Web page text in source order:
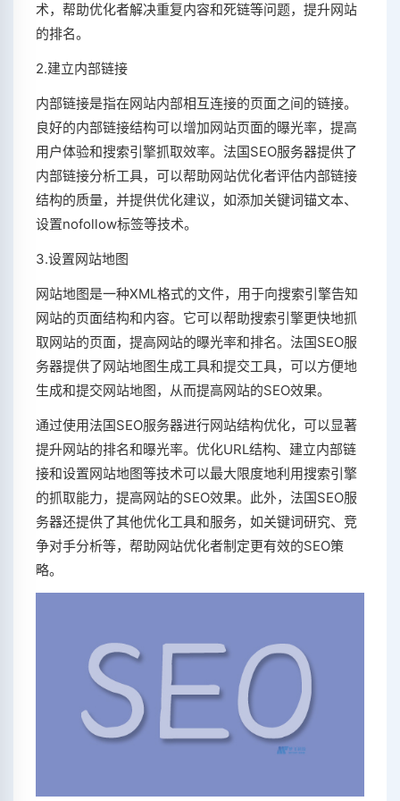
术，帮助优化者解决重复内容和死链等问题，提升网站
的排名。
2.建立内部链接
内部链接是指在网站内部相互连接的页面之间的链接。
良好的内部链接结构可以增加网站页面的曝光率，提高
用户体验和搜索引擎抓取效率。法国SEO服务器提供了
内部链接分析工具，可以帮助网站优化者评估内部链接
结构的质量，并提供优化建议，如添加关键词锚文本、
设置nofollow标签等技术。
3.设置网站地图
网站地图是一种XML格式的文件，用于向搜索引擎告知
网站的页面结构和内容。它可以帮助搜索引擎更快地抓
取网站的页面，提高网站的曝光率和排名。法国SEO服
务器提供了网站地图生成工具和提交工具，可以方便地
生成和提交网站地图，从而提高网站的SEO效果。
通过使用法国SEO服务器进行网站结构优化，可以显著
提升网站的排名和曝光率。优化URL结构、建立内部链
接和设置网站地图等技术可以最大限度地利用搜索引擎
的抓取能力，提高网站的SEO效果。此外，法国SEO服
务器还提供了其他优化工具和服务，如关键词研究、竞
争对手分析等，帮助网站优化者制定更有效的SEO策
略。